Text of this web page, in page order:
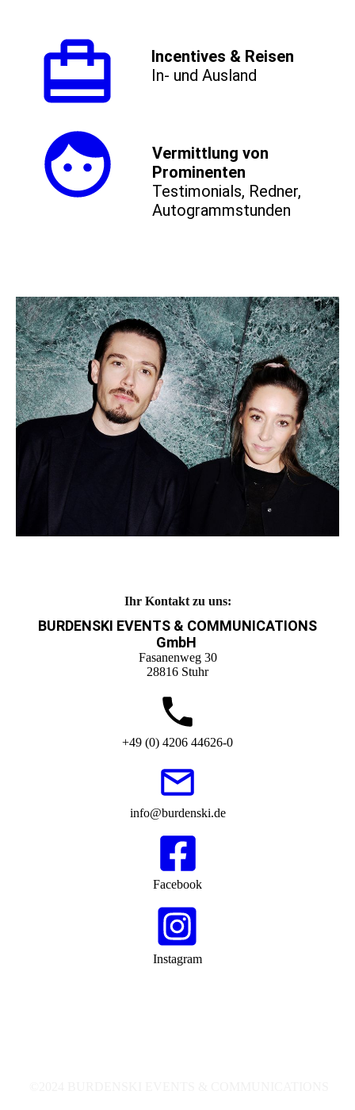
Incentives & Reisen
In- und Ausland
Vermittlung von
Prominenten
Testimonials, Redner,
Autogrammstunden
Ihr Kontakt zu uns:
BURDENSKI EVENTS & COMMUNICATIONS
GmbH
Fasanenweg 30
28816 Stuhr
+49 (0) 4206 44626-0
info@burdenski.de
Facebook
Instagram